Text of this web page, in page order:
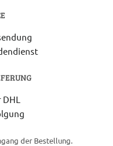
der Bestellung.